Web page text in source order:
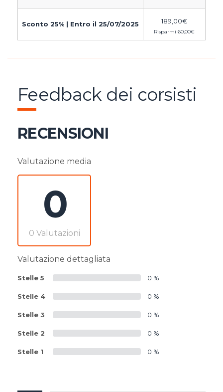
Sconto 25% | Entro il 25/07/2025 189,00€
Risparmi 60,00€
Feedback dei corsisti
RECENSIONI
Valutazione media
0
0 Valutazioni
Valutazione dettagliata
Stelle 5 0 %
Stelle 4 0 %
Stelle 3 0 %
Stelle 2 0 %
Stelle 1 0 %